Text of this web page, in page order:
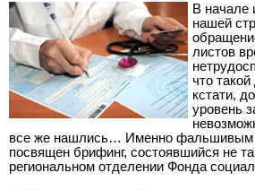
В начале
нашей
листов
что
кстати,
уровень
все же нашлись… Именно
посвящен брифинг, состоявшийся не
региональном отделении Фонда